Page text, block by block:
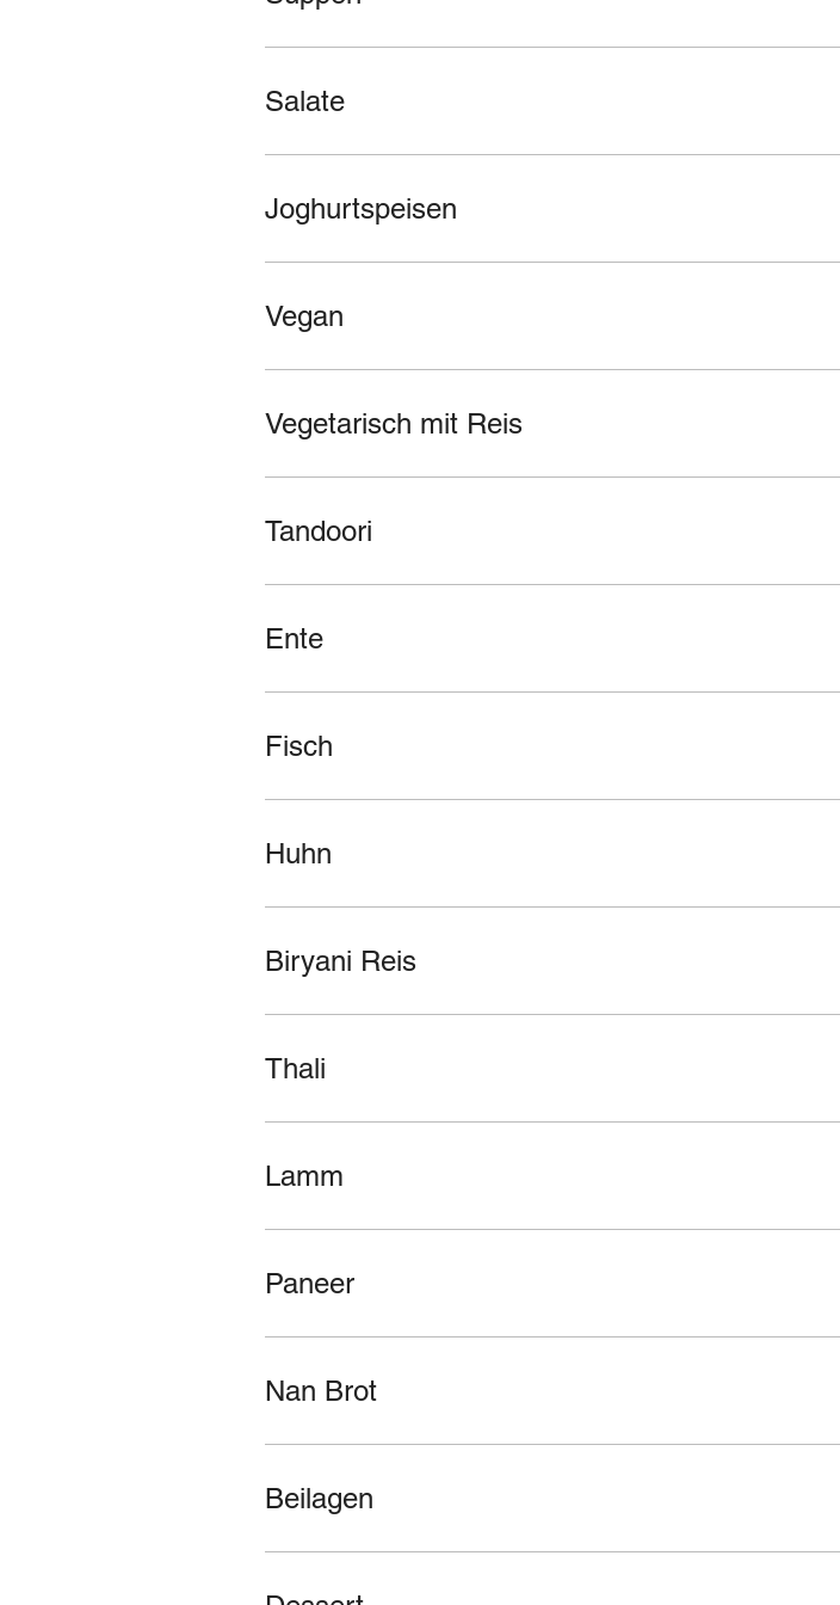
Salate
Joghurtspeisen
Vegan
Vegetarisch mit Reis
Tandoori
Ente
Fisch
Huhn
Biryani Reis
Thali
Lamm
Paneer
Nan Brot
Beilagen